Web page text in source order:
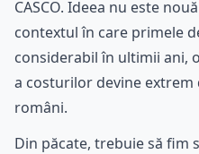
CASCO. Ideea nu este
contextul în care primele
considerabil în ultimii ani,
a costurilor devine
români.
Din păcate, trebuie să fim